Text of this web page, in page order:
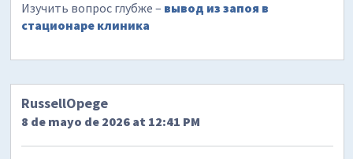
Изучить вопрос глубже – вывод из запоя в
стационаре клиника
RussellOpege
8 de mayo de 2026 at 12:41 PM